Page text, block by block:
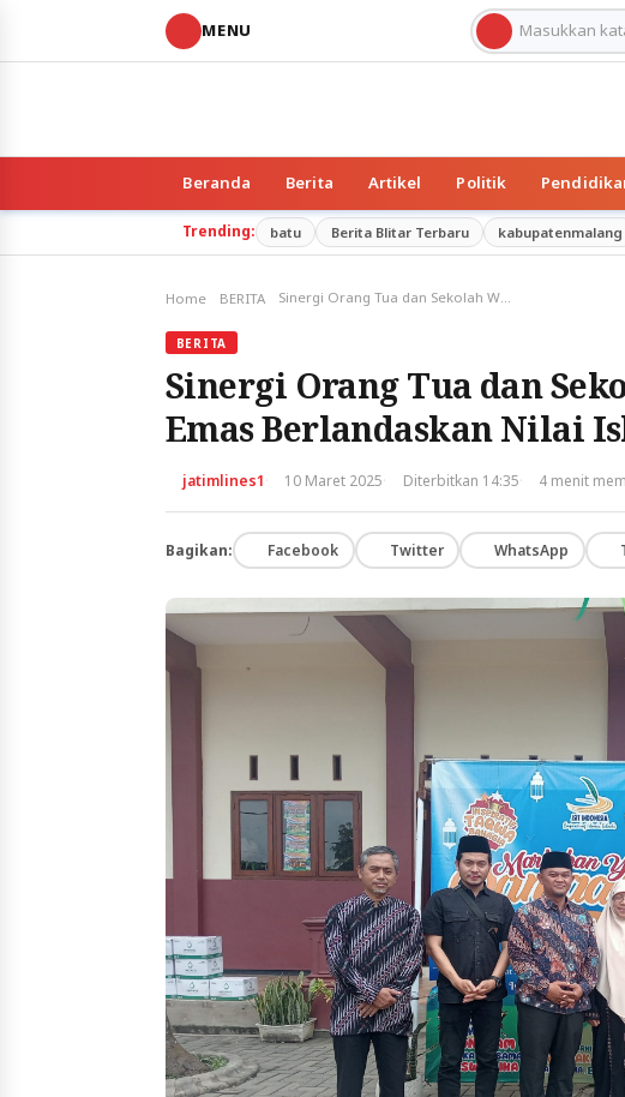
MENU
Beranda Berita Artikel Politik
Trending: batu Berita Blitar Terbaru kabupatenmalang
Home BERITA
BERITA
Sinergi Orang Tua dan
Emas Berlandaskan Nilai
jatimlines1· 10 Maret 2025· Diterbitkan 14:35· 4 menit
Bagikan: Facebook Twitter WhatsApp